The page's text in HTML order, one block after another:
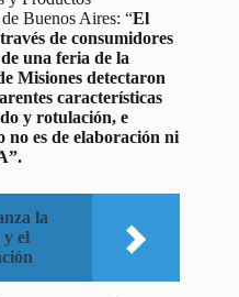
Buenos Aires: “El
de consumidores
una feria de la
Misiones detectaron
características
y rotulación, e
no es de elaboración ni
la
y el